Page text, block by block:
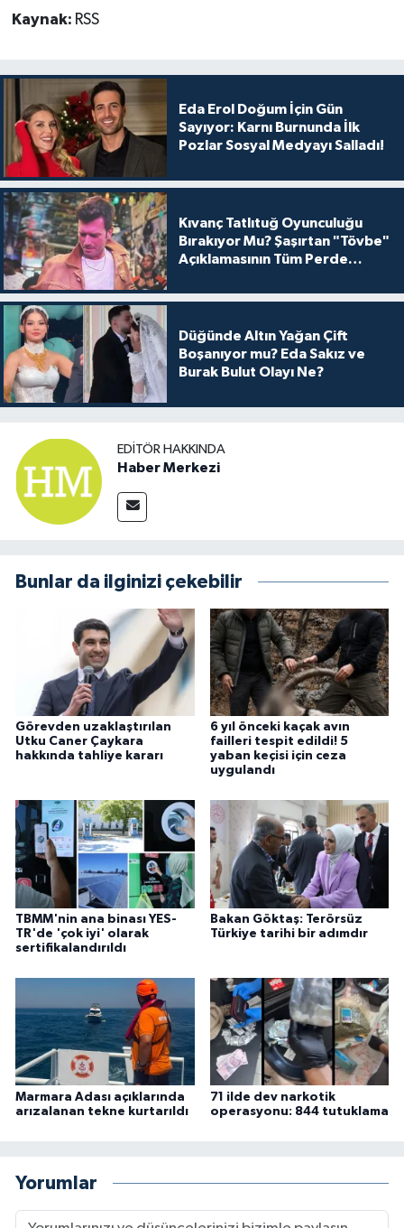
Kaynak: RSS
Eda Erol Doğum İçin Gün
Sayıyor: Karnı Burnunda İlk
Pozlar Sosyal Medyayı Salladı!
Kıvanç Tatlıtuğ Oyunculuğu
Bırakıyor Mu? Şaşırtan "Tövbe"
Açıklamasının Tüm Perde
Düğünde Altın Yağan Çift
Boşanıyor mu? Eda Sakız ve
Burak Bulut Olayı Ne?
EDITÖR HAKKINDA
Haber Merkezi
Bunlar da ilginizi çekebilir
Görevden uzaklaştırılan
Utku Caner Çaykara
hakkında tahliye kararı
6 yıl önceki kaçak avın
failleri tespit edildi! 5
yaban keçisi için ceza
uygulandı
TBMM'nin ana binası YES-
TR'de 'çok iyi' olarak
sertifikalandırıldı
Bakan Göktaş: Terörsüz
Türkiye tarihi bir adımdır
Marmara Adası açıklarında
arızalanan tekne kurtarıldı
71 ilde dev narkotik
operasyonu: 844 tutuklama
Yorumlar